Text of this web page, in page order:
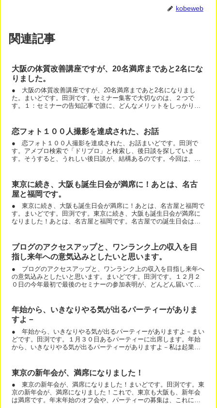
kobeweb
関連記事
大阪の体質改善講座ですが、20名満席まであと2名にな
りました。
● 大阪の体質改善講座ですが、20名満席まであと2名になりまし
た。まいどです。田渕です。セミナー集客で大切なのは、２つで
す。１：セミナーの告知記事で誰に、どんなメリットをしっかり伝
恋フォト１００人撮影を達成された、お話
● 恋フォト１００人撮影を達成された、お話まいどです。田渕で
す。アメブロ検索で「ドリプロ」と検索し、後日談を探していま
す。そうすると、うれしい後日談が、結構あるのです。今回は、カ
東京に続き、大阪も誕生日会が満席に！あとは、名古
屋と福岡です。
● 東京に続き、大阪も誕生日会が満席に！あとは、名古屋と福岡で
す。まいどです。田渕です。東京に続き、大阪も誕生日会が満席に
なりました！あとは、名古屋と福岡です。名古屋での誕生日会は、
ブログのアクセスアップと、ワンランク上の収入を目
指し来年への意気込みとしたいと思います。
● ブログのアクセスアップと、ワンランク上の収入を目指し来年へ
の意気込みとしたいと思います。まいどです。田渕です。１２月２
０日の今年最初で最後のセミナーの参加表明が、どんどん届いてい
年始から、いきなりやる気が出るパーティーがありま
すよ－
● 年始から、いきなりやる気が出るパーティーがありますよ－まい
どです。田渕です。１月３０日あるパーティーに出席します。年始
から、いきなりやる気が出るパーティーがありますよ－私は起業前
東京の新年会が、満席になりました！
● 東京の新年会が、満席になりました！まいどです。田渕です。東
京の新年会が、満席になりました！これで、東京も大阪も、新年会
は満席です。年末年始のオフ会や、パーティーの募集は、これにて